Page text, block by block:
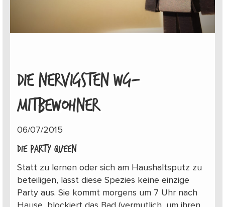
DIE NERVIGSTEN WG-
MITBEWOHNER
06/07/2015
Die Party Queen
Statt zu lernen oder sich am Haushaltsputz zu
beteiligen, lässt diese Spezies keine einzige
Party aus. Sie kommt morgens um 7 Uhr nach